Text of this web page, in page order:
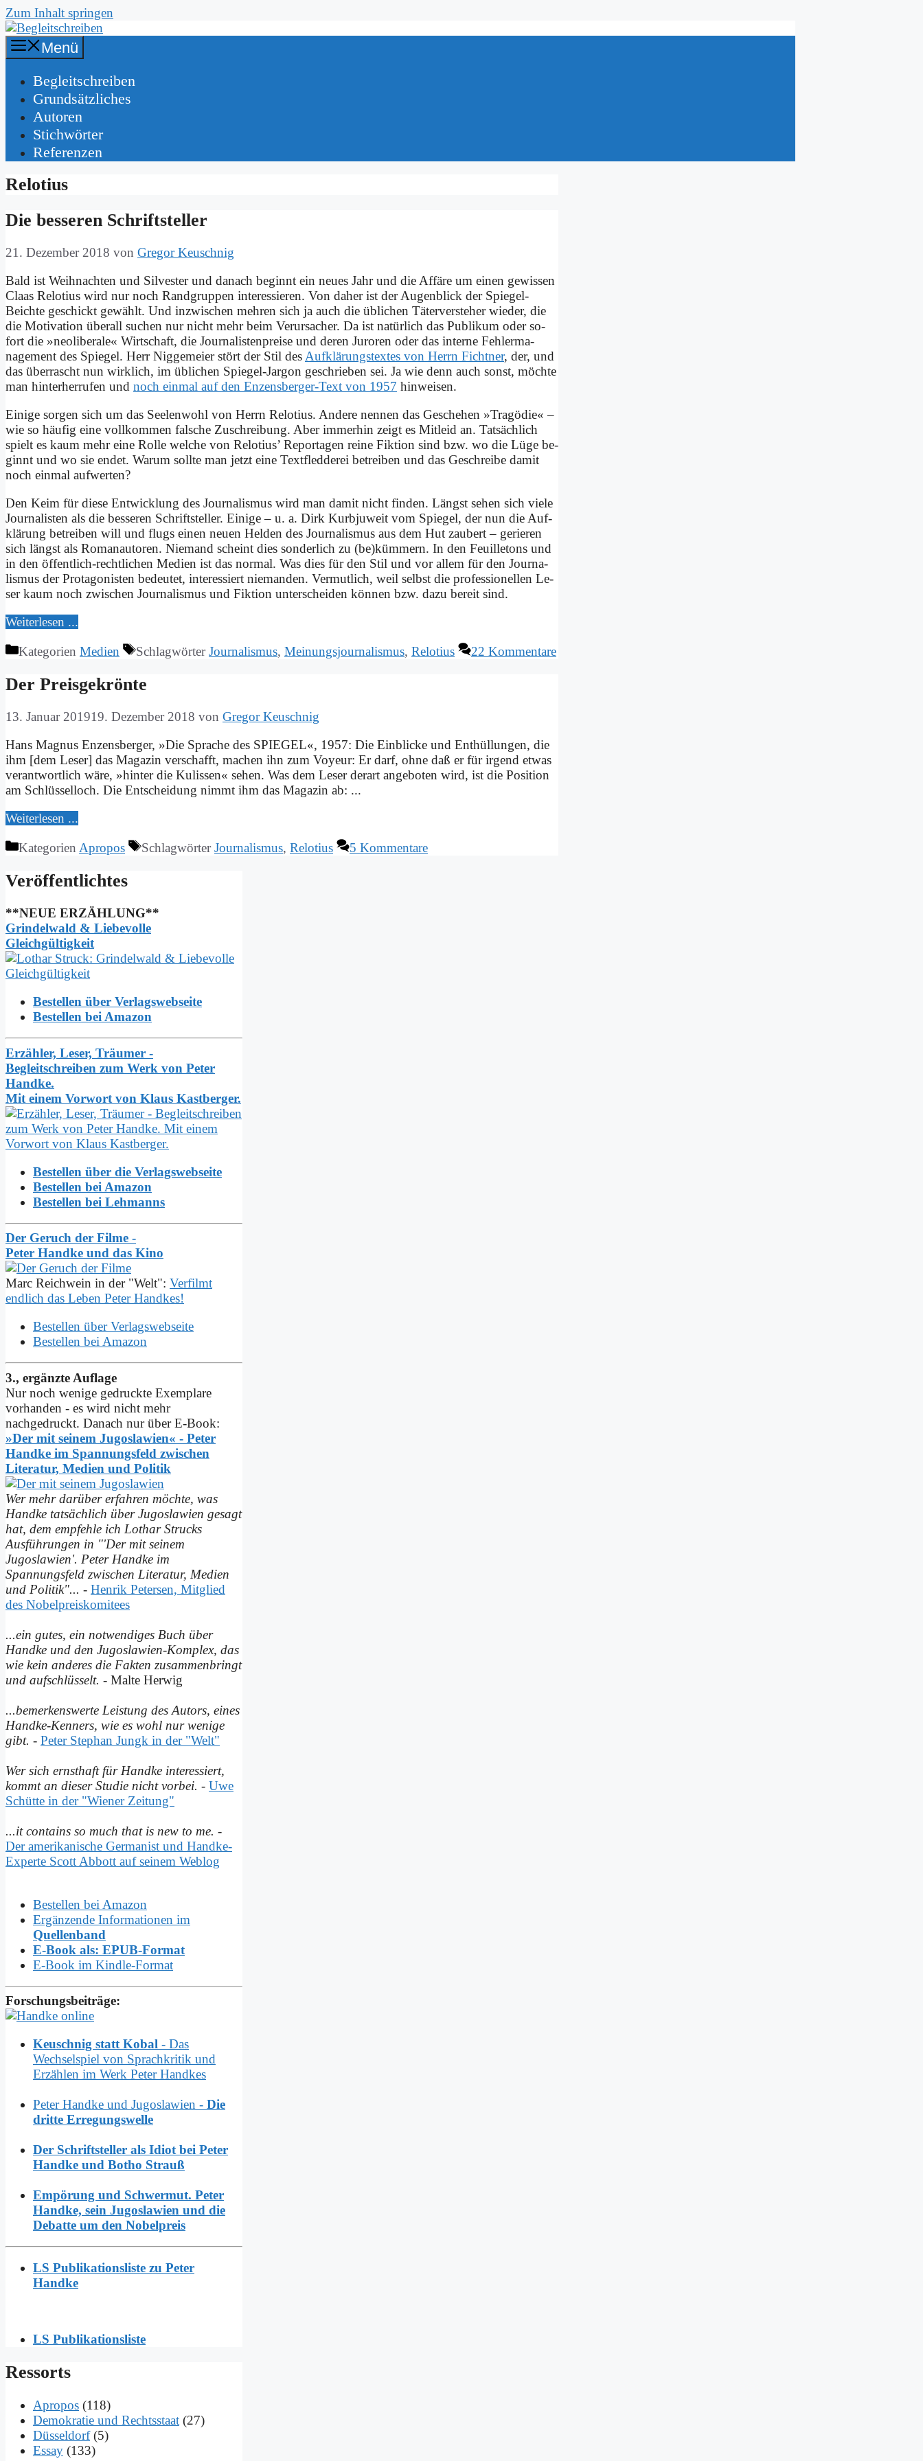
Zum Inhalt springen
Menü
Be­gleit­schrei­ben
Grund­sätz­li­ches
Au­toren
Stich­wör­ter
Re­fe­ren­zen
Relotius
Die bes­se­ren Schrift­stel­ler
21. Dezember 2018 von Gregor Keuschnig
Bald ist Weih­nach­ten und Sil­ve­ster und da­nach be­ginnt ein neu­es Jahr und die Af­fä­re um ei­nen ge­wis­sen
Claas Re­lo­ti­us wird nur noch Rand­grup­pen in­ter­es­sie­ren. Von da­her ist der Au­gen­blick der Spie­gel-
Beich­te ge­schickt ge­wählt. Und in­zwi­schen meh­ren sich ja auch die üb­li­chen Tä­ter­ver­ste­her wie­der, die
die Mo­ti­va­ti­on über­all su­chen nur nicht mehr beim Ver­ur­sa­cher. Da ist na­tür­lich das Pu­bli­kum oder so­
fort die »neo­li­be­ra­le« Wirt­schaft, die Jour­na­li­sten­prei­se und de­ren Ju­ro­ren oder das in­ter­ne Feh­ler­ma­
nage­ment des Spie­gel. Herr Nig­ge­mei­er stört der Stil des Auf­klä­rungs­tex­tes von Herrn Ficht­ner, der, und
das über­rascht nun wirk­lich, im üb­li­chen Spie­gel-Jar­gon ge­schrie­ben sei. Ja wie denn auch sonst, möch­te
man hin­ter­her­ru­fen und noch ein­mal auf den En­zens­ber­ger-Text von 1957 hin­wei­sen.
Ei­ni­ge sor­gen sich um das See­len­wohl von Herrn Re­lo­ti­us. An­de­re nen­nen das Ge­sche­hen »Tra­gö­die« –
wie so häu­fig ei­ne voll­kom­men fal­sche Zu­schrei­bung. Aber im­mer­hin zeigt es Mit­leid an. Tat­säch­lich
spielt es kaum mehr ei­ne Rol­le wel­che von Re­lo­ti­us’ Re­por­ta­gen rei­ne Fik­ti­on sind bzw. wo die Lü­ge be­
ginnt und wo sie en­det. War­um soll­te man jetzt ei­ne Text­fled­de­rei be­trei­ben und das Ge­schrei­be da­mit
noch ein­mal auf­wer­ten?
Den Keim für die­se Ent­wick­lung des Jour­na­lis­mus wird man da­mit nicht fin­den. Längst se­hen sich vie­le
Jour­na­li­sten als die bes­se­ren Schrift­stel­ler. Ei­ni­ge – u. a. Dirk Kurb­ju­weit vom Spie­gel, der nun die Auf­
klä­rung be­trei­ben will und flugs ei­nen neu­en Hel­den des Jour­na­lis­mus aus dem Hut zau­bert – ge­rie­ren
sich längst als Ro­man­au­to­ren. Nie­mand scheint dies son­der­lich zu (be)kümmern. In den Feuil­le­tons und
in den öf­fent­lich-recht­li­chen Me­di­en ist das nor­mal. Was dies für den Stil und vor al­lem für den Jour­na­
lis­mus der Prot­ago­ni­sten be­deu­tet, in­ter­es­siert nie­man­den. Ver­mut­lich, weil selbst die pro­fes­sio­nel­len Le­
ser kaum noch zwi­schen Jour­na­lis­mus und Fik­ti­on un­ter­schei­den kön­nen bzw. da­zu be­reit sind.
Wei­ter­le­sen ...
Kategorien Medien SchlagwörterJournalismus, Meinungsjournalismus, Relotius 22 Kommentare
Der Preis­ge­krön­te
13. Januar 201919. Dezember 2018 von Gregor Keuschnig
Hans Ma­gnus En­zens­ber­ger, »Die Spra­che des SPIEGEL«, 1957: Die Ein­blicke und Ent­hül­lun­gen, die
ihm [dem Le­ser] das Ma­ga­zin ver­schafft, ma­chen ihn zum Voy­eur: Er darf, oh­ne daß er für ir­gend et­was
ver­ant­wort­lich wä­re, »hin­ter die Ku­lis­sen« se­hen. Was dem Le­ser der­art an­ge­bo­ten wird, ist die Po­si­ti­on
am Schlüs­sel­loch. Die Ent­schei­dung nimmt ihm das Ma­ga­zin ab: ...
Wei­ter­le­sen ...
Kategorien Apropos SchlagwörterJournalismus, Relotius 5 Kommentare
Ver­öf­fent­lich­tes
**NEUE ERZÄHLUNG**
Grindelwald & Liebevolle
Gleichgültigkeit
Bestellen über Verlagswebseite
Bestellen bei Amazon
Erzähler, Leser, Träumer -
Begleitschreiben zum Werk von Peter
Handke.
Mit einem Vorwort von Klaus Kastberger.
Bestellen über die Verlagswebseite
Bestellen bei Amazon
Bestellen bei Lehmanns
Der Geruch der Filme -
Peter Handke und das Kino
Marc Reichwein in der "Welt": Verfilmt
endlich das Leben Peter Handkes!
Bestellen über Verlagswebseite
Bestellen bei Amazon
3., ergänzte Auflage
Nur noch wenige gedruckte Exemplare
vorhanden - es wird nicht mehr
nachgedruckt. Danach nur über E-Book:
»Der mit seinem Jugoslawien« - Peter
Handke im Spannungs­feld zwischen
Literatur, Medien und Politik
Wer mehr darüber erfahren möchte, was
Handke tatsächlich über Jugoslawien gesagt
hat, dem empfehle ich Lothar Strucks
Ausführungen in "'Der mit seinem
Jugoslawien'. Peter Handke im
Spannungsfeld zwischen Literatur, Medien
und Politik"... - Henrik Petersen, Mitglied
des Nobelpreiskomitees
...ein gutes, ein notwendiges Buch über
Handke und den Jugoslawien-Komplex, das
wie kein anderes die Fakten zusammenbringt
und auf­schlüsselt. - Malte Herwig
...bemerkenswerte Leistung des Autors, eines
Handke-Kenners, wie es wohl nur wenige
gibt. - Peter Stephan Jungk in der "Welt"
Wer sich ernsthaft für Handke interessiert,
kommt an dieser Studie nicht vorbei. - Uwe
Schütte in der "Wiener Zeitung"
...it contains so much that is new to me. -
Der amerikanische Germanist und Handke-
Experte Scott Abbott auf seinem Weblog
Bestellen bei Amazon
Ergänzende Informationen im
Quellenband
E-Book als: EPUB-Format
E-Book im Kindle-Format
Forschungsbeiträge:
Keuschnig statt Kobal - Das
Wechselspiel von Sprachkritik und
Erzählen im Werk Peter Handkes
Peter Handke und Jugoslawien - Die
dritte Erregungswelle
Der Schriftsteller als Idiot bei Peter
Handke und Botho Strauß
Empörung und Schwermut. Peter
Handke, sein Jugoslawien und die
Debatte um den Nobelpreis
LS Publikationsliste zu Peter
Handke
LS Publikationsliste
Res­sorts
Apropos (118)
Demokratie und Rechtsstaat (27)
Düsseldorf(5)
Essay (133)